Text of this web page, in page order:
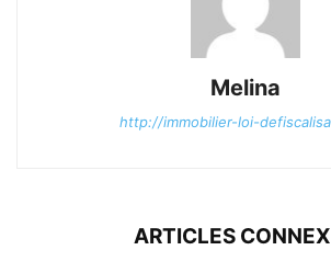
Melina
http://immobilier-loi-
ARTICLES